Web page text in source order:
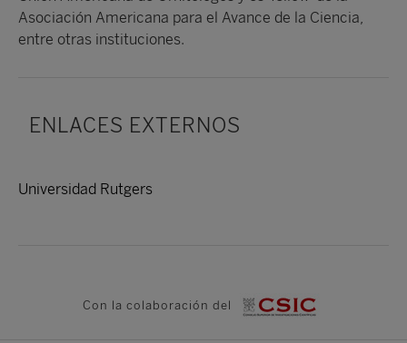
Asociación Americana para el Avance de la Ciencia,
entre otras instituciones.
ENLACES EXTERNOS
Universidad Rutgers
Con la colaboración del